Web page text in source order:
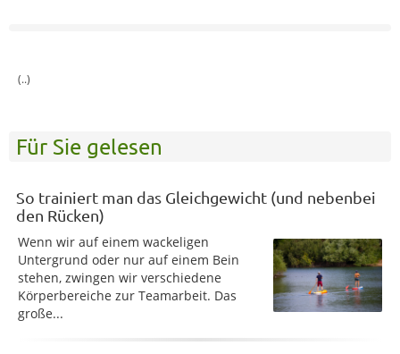
(..)
Für Sie gelesen
So trainiert man das Gleichgewicht (und nebenbei
den Rücken)
Wenn wir auf einem wackeligen
Untergrund oder nur auf einem Bein
stehen, zwingen wir verschiedene
Körperbereiche zur Teamarbeit. Das
große...